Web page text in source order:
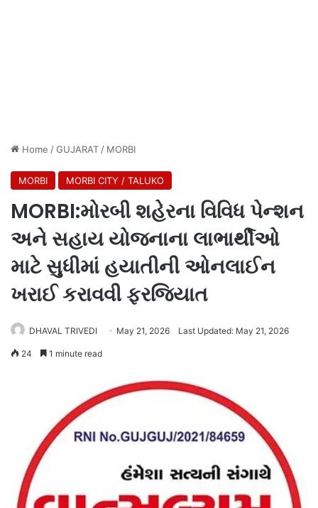
Home /GUJARAT / MORBI
MORBI MORBI CITY / TALUKO
MORBI:મોરબી શહેરના વિવિધ પેન્શન
અને સહાય યોજનાના લાભાર્થીઓ
માટે સુધીમાં હયાતીની ઓનલાઈન
ખરાઈ કરાવવી ફરજિયાત
DHAVAL TRIVEDI May 21, 2026 Last Updated: May 21, 2026
24 1 minute read